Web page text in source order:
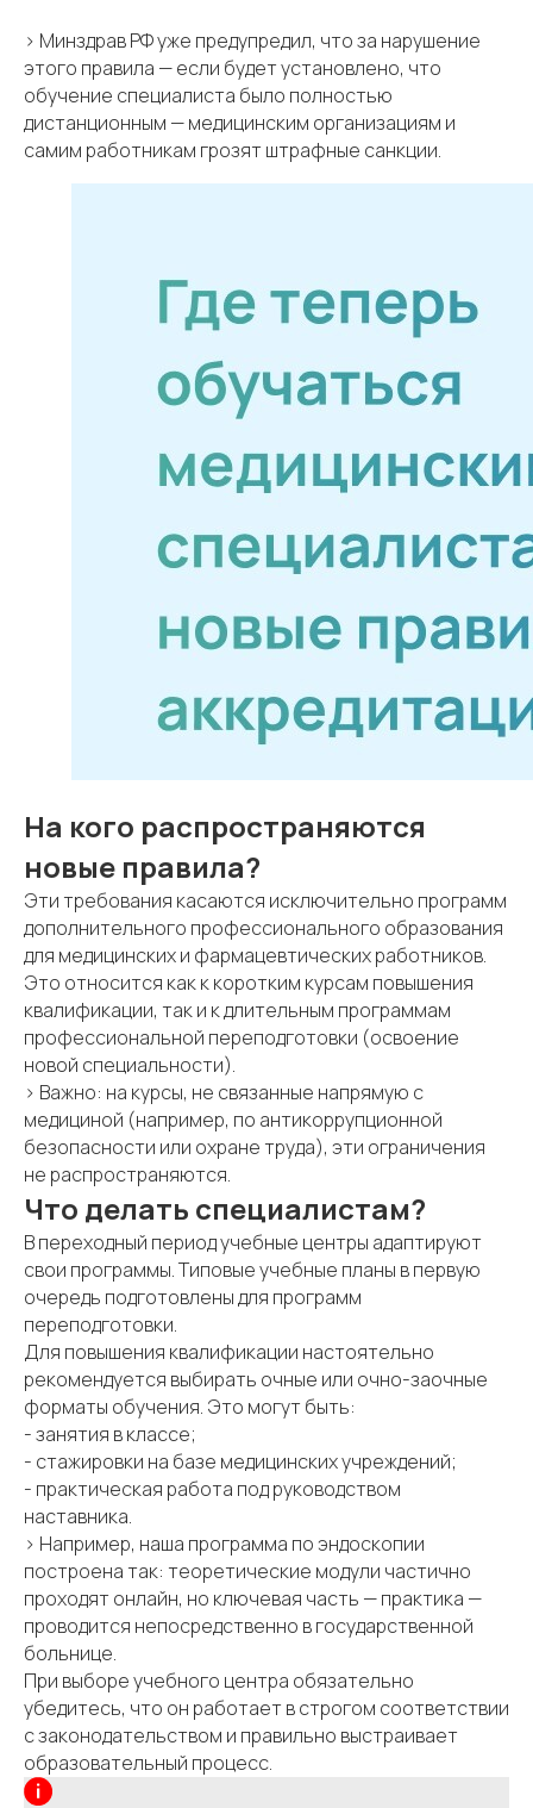
> Минздрав РФ уже предупредил, что за нарушение
этого правила — если будет установлено, что
обучение специалиста было полностью
дистанционным — медицинским организациям и
самим работникам грозят штрафные санкции.
На кого распространяются
новые правила?
Эти требования касаются исключительно программ
дополнительного профессионального образования
для медицинских и фармацевтических работников.
Это относится как к коротким курсам повышения
квалификации, так и к длительным программам
профессиональной переподготовки (освоение
новой специальности).
> Важно: на курсы, не связанные напрямую с
медициной (например, по антикоррупционной
безопасности или охране труда), эти ограничения
не распространяются.
Что делать специалистам?
В переходный период учебные центры адаптируют
свои программы. Типовые учебные планы в первую
очередь подготовлены для программ
переподготовки.
Для повышения квалификации настоятельно
рекомендуется выбирать очные или очно-заочные
форматы обучения. Это могут быть:
- занятия в классе;
- стажировки на базе медицинских учреждений;
- практическая работа под руководством
наставника.
> Например, наша программа по эндоскопии
построена так: теоретические модули частично
проходят онлайн, но ключевая часть — практика —
проводится непосредственно в государственной
больнице.
При выборе учебного центра обязательно
убедитесь, что он работает в строгом соответствии
с законодательством и правильно выстраивает
образовательный процесс.